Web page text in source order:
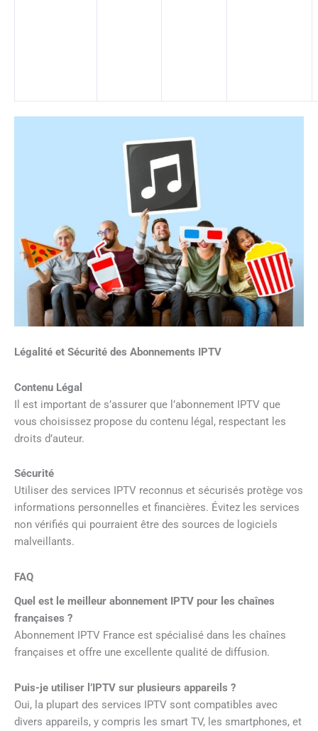
Légalité et Sécurité des Abonnements IPTV
Contenu Légal
Il est important de s’assurer que l’abonnement IPTV que
vous choisissez propose du contenu légal, respectant les
droits d’auteur.
Sécurité
Utiliser des services IPTV reconnus et sécurisés protège vos
informations personnelles et financières. Évitez les services
non vérifiés qui pourraient être des sources de logiciels
malveillants.
FAQ
Quel est le meilleur abonnement IPTV pour les chaînes
françaises ?
Abonnement IPTV France est spécialisé dans les chaînes
françaises et offre une excellente qualité de diffusion.
Puis-je utiliser l’IPTV sur plusieurs appareils ?
Oui, la plupart des services IPTV sont compatibles avec
divers appareils, y compris les smart TV, les smartphones, et